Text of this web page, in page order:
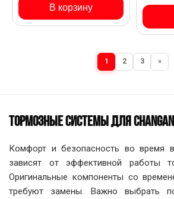
В корзину
1 2 3 »
ТОРМОЗНЫЕ СИСТЕМЫ ДЛЯ CHANGAN
Комфорт и безопасность во время
зависят от эффективной работы
Оригинальные компоненты со
требуют замены. Важно выбрать